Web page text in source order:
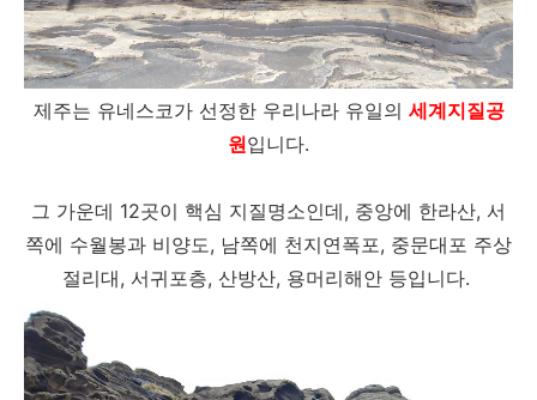
제주는 유네스코가 선정한 우리나라 유일의 세계지질공
원입니다.
그 가운데 12곳이 핵심 지질명소인데, 중앙에 한라산, 서
쪽에 수월봉과 비양도, 남쪽에 천지연폭포, 중문대포 주상
절리대, 서귀포층, 산방산, 용머리해안 등입니다.